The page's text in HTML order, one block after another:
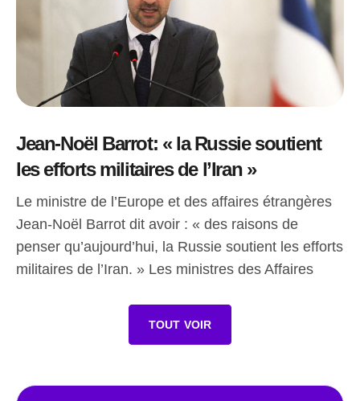
Jean-Noël Barrot: « la Russie soutient
les efforts militaires de l’Iran »
Le ministre de l’Europe et des affaires étrangères
Jean-Noël Barrot dit avoir : « des raisons de
penser qu’aujourd’hui, la Russie soutient les efforts
militaires de l’Iran. » Les ministres des Affaires
TOUT VOIR